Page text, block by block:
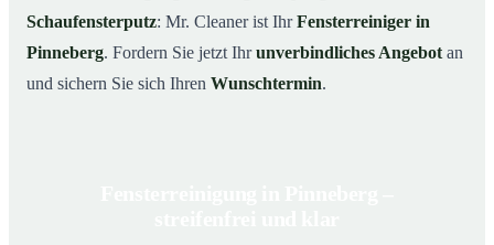
Schaufensterputz: Mr. Cleaner ist IhrFensterreiniger in
Pinneberg. Fordern Sie jetzt Ihrunverbindliches Angebot an
und sichern Sie sich Ihren Wunschtermin.